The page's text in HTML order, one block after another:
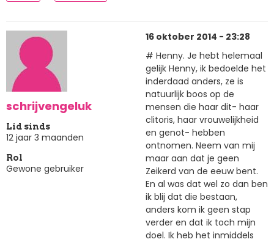
schrijvengeluk
Lid sinds
12 jaar 3 maanden
Rol
Gewone gebruiker
16 oktober 2014 - 23:28
# Henny. Je hebt helemaal
gelijk Henny, ik bedoelde het
inderdaad anders, ze is
natuurlijk boos op de
mensen die haar dit- haar
clitoris, haar vrouwelijkheid
en genot- hebben
ontnomen. Neem van mij
maar aan dat je geen
Zeikerd van de eeuw bent.
En al was dat wel zo dan ben
ik blij dat die bestaan,
anders kom ik geen stap
verder en dat ik toch mijn
doel. Ik heb het inmiddels